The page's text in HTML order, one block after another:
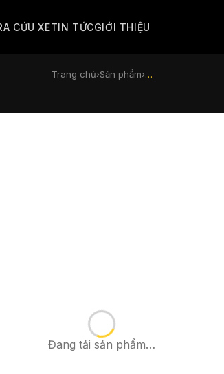
CỨU XETIN TỨCGIỚI THIỆU
Trang chủ›Sản phẩm›…
Đang tải sản phẩm…